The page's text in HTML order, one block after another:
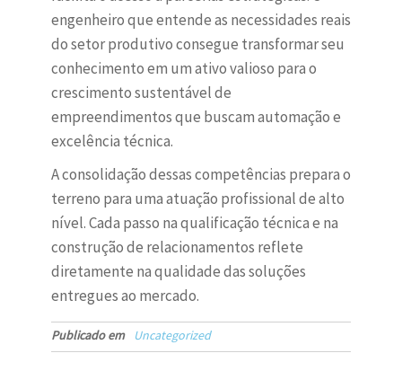
engenheiro que entende as necessidades reais
do setor produtivo consegue transformar seu
conhecimento em um ativo valioso para o
crescimento sustentável de
empreendimentos que buscam automação e
excelência técnica.
A consolidação dessas competências prepara o
terreno para uma atuação profissional de alto
nível. Cada passo na qualificação técnica e na
construção de relacionamentos reflete
diretamente na qualidade das soluções
entregues ao mercado.
Publicado em Uncategorized